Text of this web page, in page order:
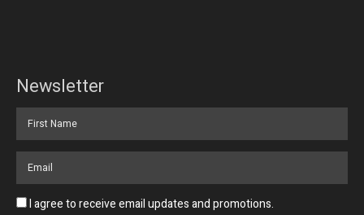
Newsletter
I agree to receive email updates and promotions.